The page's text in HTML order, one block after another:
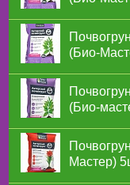
(Био-
(Био-
Мастер)